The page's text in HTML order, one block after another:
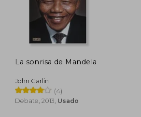
La sonrisa de Mandela
John Carlin
(4)
Debate, 2013, Usado